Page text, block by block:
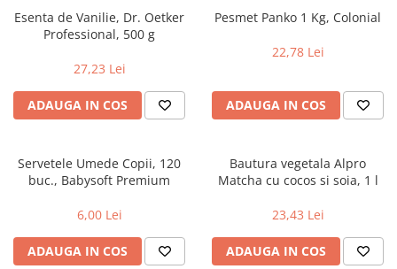
Bauturi alcoolice
Folii si pungi alimentare
Manusi unica folosinta
Vesela unica folosinta
Maturi, mopuri si galeti
Produse curatare casa si exterior
Detergenti universali
Solutii dezinfectante
Servetele umede antibacteriene
suprafete
Fixativ si spuma de par
Ceara de par si gel
Produse ingrijire barba si mustata
Igiena intima
Geluri si deodorante igiena intima
Scutece adulti
Solare
Produse autobronzante
Produse cu protectie solara
Igiena dentara
Esenta de Vanilie, Dr. Oetker
Professional, 500 g
27,23 Lei
ADAUGA IN COS
Pesmet Panko 1 Kg, Colonial
22,78 Lei
ADAUGA IN COS
Servetele Umede Copii, 120
buc., Babysoft Premium
6,00 Lei
ADAUGA IN COS
Bautura vegetala Alpro
Matcha cu cocos si soia, 1 l
23,43 Lei
ADAUGA IN COS